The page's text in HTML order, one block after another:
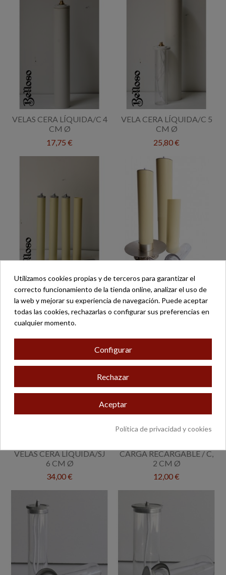
VELAS CERA LÍQUIDA/C 4
CM Ø
17,75 €
VELA CERA LÍQUIDA/C 5
CM Ø
25,80 €
VELA CERA LÍQUIDA /SJ
2.5 CM Ø
19,00 €
VELAS CERA LÍQUIDA/SJ
5 CM Ø
31,00 €
VELAS CERA LÍQUIDA/SJ
6 CM Ø
34,00 €
CARGA RECARGABLE / C,
2 CM Ø
12,00 €
Utilizamos cookies propias y de terceros para garantizar el
correcto funcionamiento de la tienda online, analizar el uso de
la web y mejorar su experiencia de navegación. Puede aceptar
todas las cookies, rechazarlas o configurar sus preferencias en
cualquier momento.
Configurar
Rechazar
Aceptar
Política de privacidad y cookies